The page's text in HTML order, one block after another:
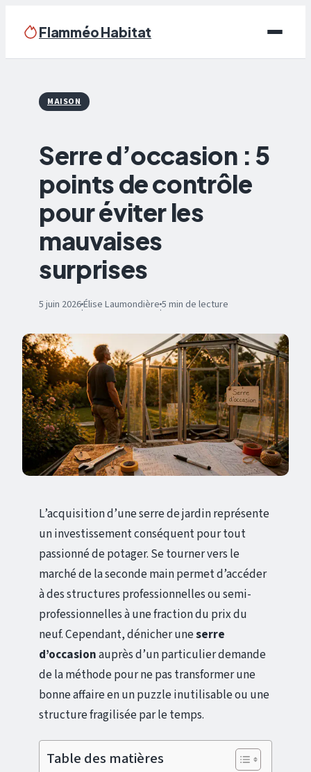
Flamméo Habitat
Écologie & Énergie
Bricolage
Immobilier
Déco
MAISON
Serre d’occasion : 5
points de contrôle
pour éviter les
mauvaises
surprises
5 juin 2026·Élise Laumondière·5 min de lecture
L’acquisition d’une serre de jardin représente
un investissement conséquent pour tout
passionné de potager. Se tourner vers le
marché de la seconde main permet d’accéder
à des structures professionnelles ou semi-
professionnelles à une fraction du prix du
neuf. Cependant, dénicher uneserre
d’occasionauprès d’un particulier demande
de la méthode pour ne pas transformer une
bonne affaire en un puzzle inutilisable ou une
structure fragilisée par le temps.
Table des matières